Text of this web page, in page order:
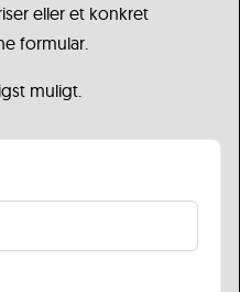
eller et konkret
formular.
muligt.